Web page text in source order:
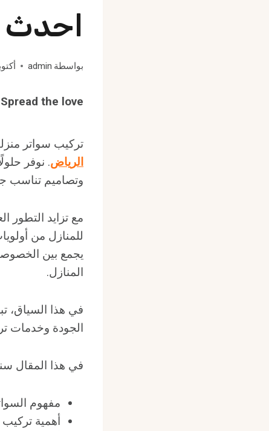
احدث
بواسطة admin أكتوبر
Spread the love
تركيب سواتر
الرياض. نوفر
وتصاميم تناسب
مع تزايد التطور
للمنازل من
يجمع بين
المنازل.
في هذا السياق،
الجودة وخدمات
في هذا المقال
مفهوم
أهمية